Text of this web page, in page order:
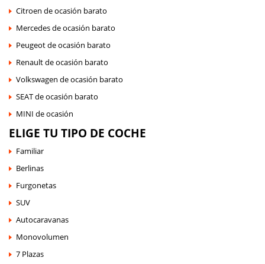
Citroen de ocasión barato
Mercedes de ocasión barato
Peugeot de ocasión barato
Renault de ocasión barato
Volkswagen de ocasión barato
SEAT de ocasión barato
MINI de ocasión
ELIGE TU TIPO DE COCHE
Familiar
Berlinas
Furgonetas
SUV
Autocaravanas
Monovolumen
7 Plazas